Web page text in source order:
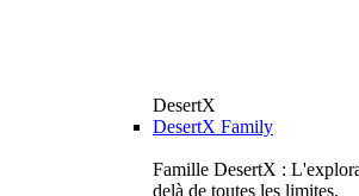
DesertX
DesertX Family
Famille DesertX :
delà de toutes les limites.